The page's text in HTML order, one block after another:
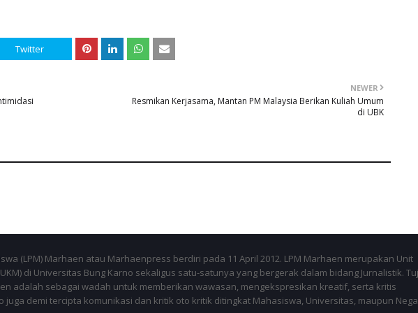
Twitter
NEWER
Resmikan Kerjasama, Mantan PM Malaysia Berikan Kuliah Umum
di UBK
(LPM) Marhaen atau Marhaenpress berdiri pada 11 April 2012. LPM Marhaen merupakan Unit
di Universitas Bung Karno sekaligus satu-satunya yang bergerak dalam bidang Jurnalistik.
adalah sebagai wadah untuk memberikan wawasan, mengekspresikan kreatif, serta kritis
juga demi tercipta komunikasi dan kritik oto kritik ditingkat Mahasiswa, Universitas, maupun